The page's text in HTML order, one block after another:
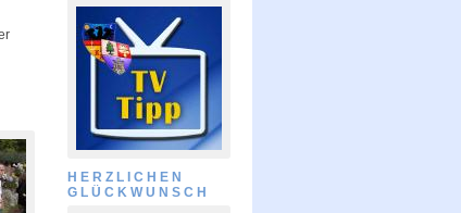
HERZLICHEN
GLÜCKWUNSCH